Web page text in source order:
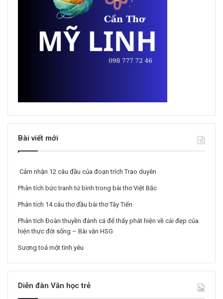
Bài viết mới
Cảm nhận 12 câu đầu của đoạn trích Trao duyên
Phân tích bức tranh tứ bình trong bài thơ Việt Bắc
Phân tích 14 câu thơ đầu bài thơ Tây Tiến
Phân tích Đoàn thuyền đánh cá để thấy phát hiện về cái đẹp của
hiện thực đời sống – Bài văn HSG
Sương toả một tình yêu
Diễn đàn Văn học trẻ